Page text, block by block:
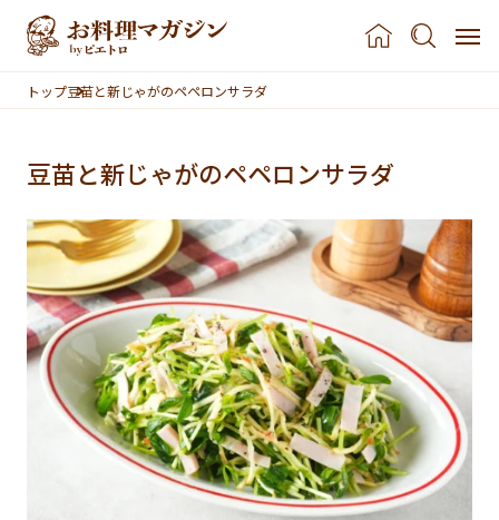
本文へスキップ
トップ豆苗と新じゃがのペペロンサラダ
豆苗と新じゃがのペペロンサラダ